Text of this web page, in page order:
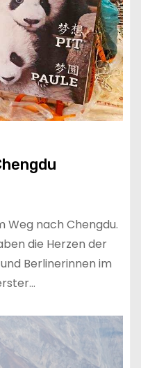
Weg nach Chengdu.
die Herzen der
Berlinerinnen im